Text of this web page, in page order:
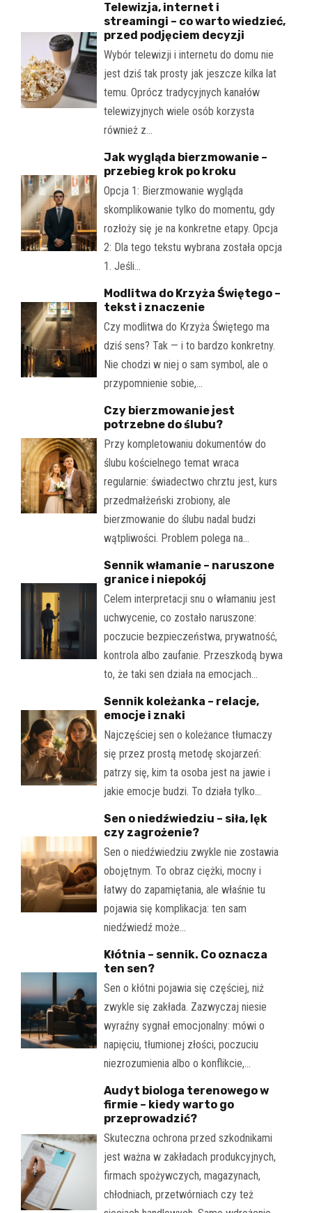
Telewizja, internet i
streamingi – co warto wiedzieć,
przed podjęciem decyzji
Wybór telewizji i internetu do domu nie
jest dziś tak prosty jak jeszcze kilka lat
temu. Oprócz tradycyjnych kanałów
telewizyjnych wiele osób korzysta
również z…
Jak wygląda bierzmowanie –
przebieg krok po kroku
Opcja 1: Bierzmowanie wygląda
skomplikowanie tylko do momentu, gdy
rozłoży się je na konkretne etapy. Opcja
2: Dla tego tekstu wybrana została opcja
1. Jeśli…
Modlitwa do Krzyża Świętego –
tekst i znaczenie
Czy modlitwa do Krzyża Świętego ma
dziś sens? Tak — i to bardzo konkretny.
Nie chodzi w niej o sam symbol, ale o
przypomnienie sobie,…
Czy bierzmowanie jest
potrzebne do ślubu?
Przy kompletowaniu dokumentów do
ślubu kościelnego temat wraca
regularnie: świadectwo chrztu jest, kurs
przedmałżeński zrobiony, ale
bierzmowanie do ślubu nadal budzi
wątpliwości. Problem polega na…
Sennik włamanie – naruszone
granice i niepokój
Celem interpretacji snu o włamaniu jest
uchwycenie, co zostało naruszone:
poczucie bezpieczeństwa, prywatność,
kontrola albo zaufanie. Przeszkodą bywa
to, że taki sen działa na emocjach…
Sennik koleżanka – relacje,
emocje i znaki
Najczęściej sen o koleżance tłumaczy
się przez prostą metodę skojarzeń:
patrzy się, kim ta osoba jest na jawie i
jakie emocje budzi. To działa tylko…
Sen o niedźwiedziu – siła, lęk
czy zagrożenie?
Sen o niedźwiedziu zwykle nie zostawia
obojętnym. To obraz ciężki, mocny i
łatwy do zapamiętania, ale właśnie tu
pojawia się komplikacja: ten sam
niedźwiedź może…
Kłótnia – sennik. Co oznacza
ten sen?
Sen o kłótni pojawia się częściej, niż
zwykle się zakłada. Zazwyczaj niesie
wyraźny sygnał emocjonalny: mówi o
napięciu, tłumionej złości, poczuciu
niezrozumienia albo o konflikcie,…
Audyt biologa terenowego w
firmie – kiedy warto go
przeprowadzić?
Skuteczna ochrona przed szkodnikami
jest ważna w zakładach produkcyjnych,
firmach spożywczych, magazynach,
chłodniach, przetwórniach czy też